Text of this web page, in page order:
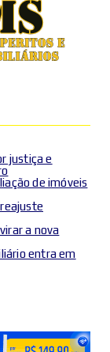
justiça e
de imóveis
a nova
entra em